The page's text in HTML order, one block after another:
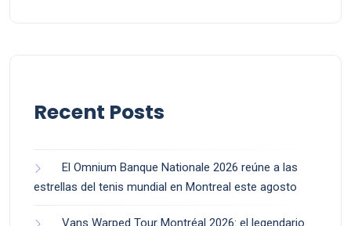
Recent Posts
El Omnium Banque Nationale 2026 reúne a las
estrellas del tenis mundial en Montreal este agosto
Vans Warped Tour Montréal 2026: el legendario